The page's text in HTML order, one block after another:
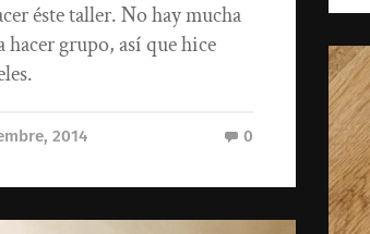
éste taller. No hay mucha
hacer grupo, así que hice
2014 0